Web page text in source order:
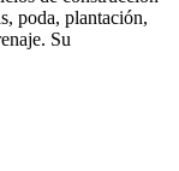
poda, plantación,
Su